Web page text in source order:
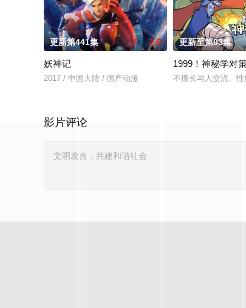
更新第441集 2.0
妖神记
2017 / 中国大陆 / 国产动漫
更新至第03集
1999！神秘学对
不擅长与人交流、性
影片评论